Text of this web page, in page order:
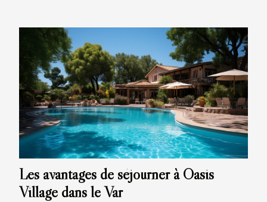
Les avantages de séjourner à Oasis
Village dans le Var